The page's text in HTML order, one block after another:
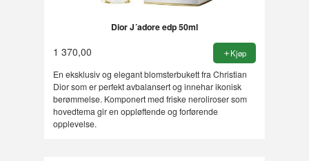
Dior J´adore edp 50ml
1 370,00 Kjøp
En eksklusiv og elegant blomsterbukett fra Christian
Dior som er perfekt avbalansert og innehar ikonisk
berømmelse. Komponert med friske neroliroser som
hovedtema gir en oppløftende og forførende
opplevelse.